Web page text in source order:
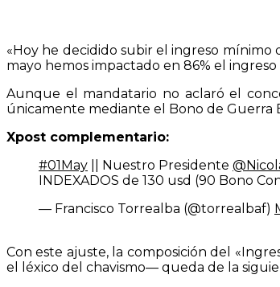
«Hoy he decidido subir el ingreso mínimo
mayo hemos impactado en 86% el
Aunque el mandatario no aclaró el
únicamente mediante el Bono de Guerra
Xpost complementario:
#01May || Nuestro Presidente
INDEXADOS de 130 usd (90 Bono
— Francisco Torrealba (@torrealbaf)
Con este ajuste, la composición del
el léxico del chavismo— queda de la